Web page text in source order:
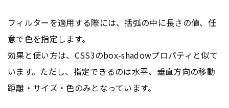
フィルターを適用する際には、括弧の中に長さの値、任
意で色を指定します。
効果と使い方は、 CSS3のbox-shadowプロパティと似て
います。ただし、指定できるのは水平、垂直方向の移動
距離・サイズ・色のみとなっています。